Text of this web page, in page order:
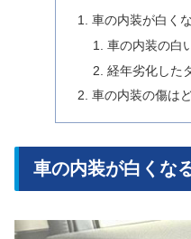
車の内装が白く
車の内装の白
経年劣化した
車の内装の傷は
車の内装が白くな